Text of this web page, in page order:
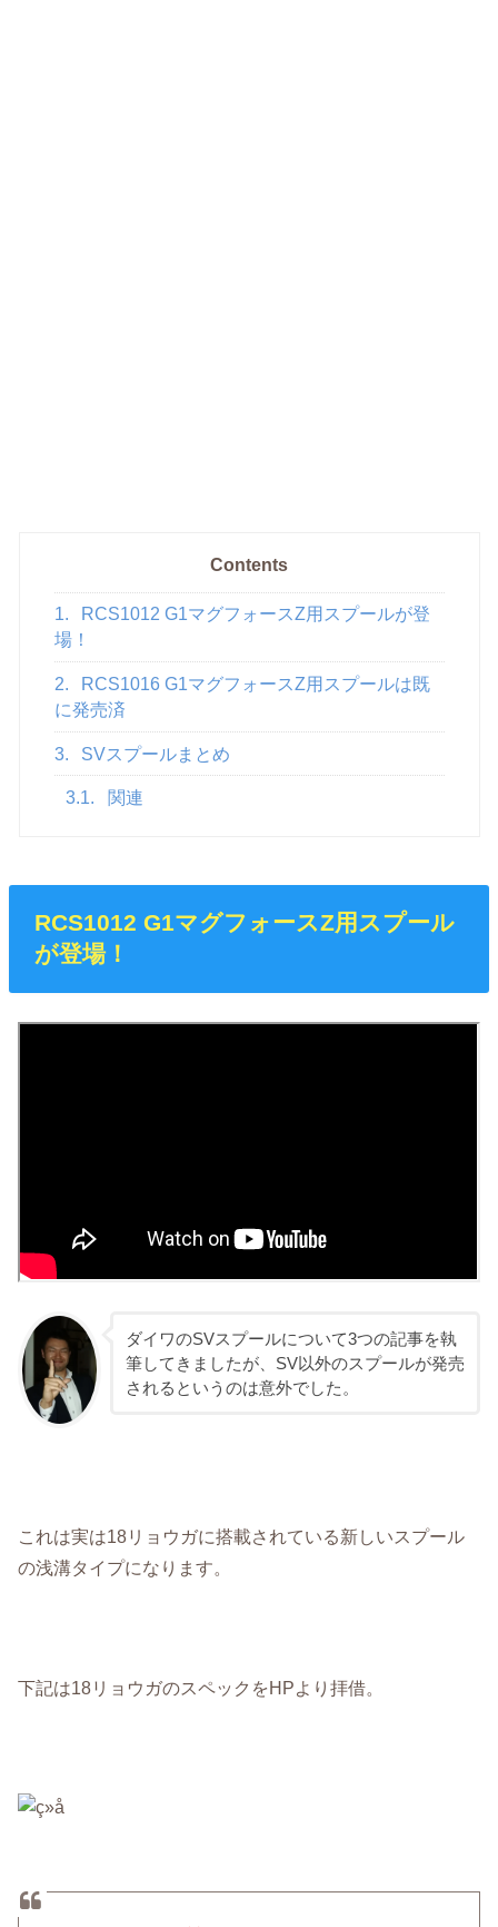
Contents
1.
RCS1012 G1マグフォースZ用スプールが登
場！
2.
RCS1016 G1マグフォースZ用スプールは既
に発売済
3. SVスプールまとめ
3.1. 関連
RCS1012 G1マグフォースZ用スプール
が登場！
ダイワのSVスプールについて3つの記事を執
筆してきましたが、SV以外のスプールが発売
されるというのは意外でした。
これは実は18リョウガに搭載されている新しいスプール
の浅溝タイプになります。
下記は18リョウガのスペックをHPより拝借。